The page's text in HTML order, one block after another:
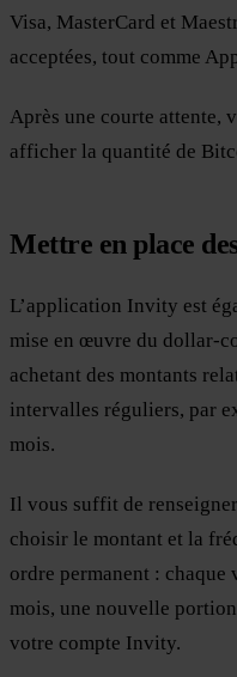
Visa, MasterCard et
acceptées, tout comme
Après une courte attente,
afficher la quantité de
Mettre en place
L’application Invity est
mise en œuvre du dollar-
achetant des montants
intervalles réguliers, par
mois.
Il vous suffit de
choisir le montant et la
ordre permanent : chaque
mois, une nouvelle
votre compte Invity.